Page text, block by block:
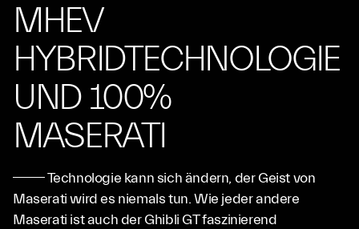
MHEV
HYBRIDTECHNOLOGIE
UND 100%
MASERATI
Technologie kann sich ändern, der Geist von
Maserati wird es niemals tun. Wie jeder andere
Maserati ist auch der Ghibli GT faszinierend